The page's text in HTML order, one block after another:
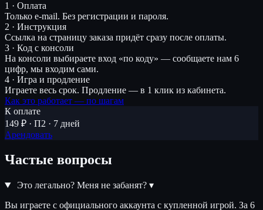
1 · Оплата
Только e-mail. Без регистрации и пароля.
2 · Инструкция
Ссылка на страницу заказа придёт сразу после оплаты.
3 · Код с консоли
На консоли выбираете вход «по коду» — сообщаете нам 6
цифр, мы входим сами.
4 · Игра и продление
Играете весь срок. Продление — в 1 клик из кабинета.
Как это работает — по шагам
К оплате
149 ₽ · П2 · 7 дней
Арендовать
Частые вопросы
Это легально? Меня не забанят? ▾
Вы играете с официального аккаунта с купленной игрой. За 6